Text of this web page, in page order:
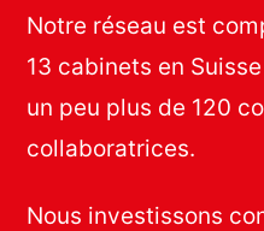
Notre réseau est
13 cabinets en
un peu plus de 120
collaboratrices.
Nous investissons